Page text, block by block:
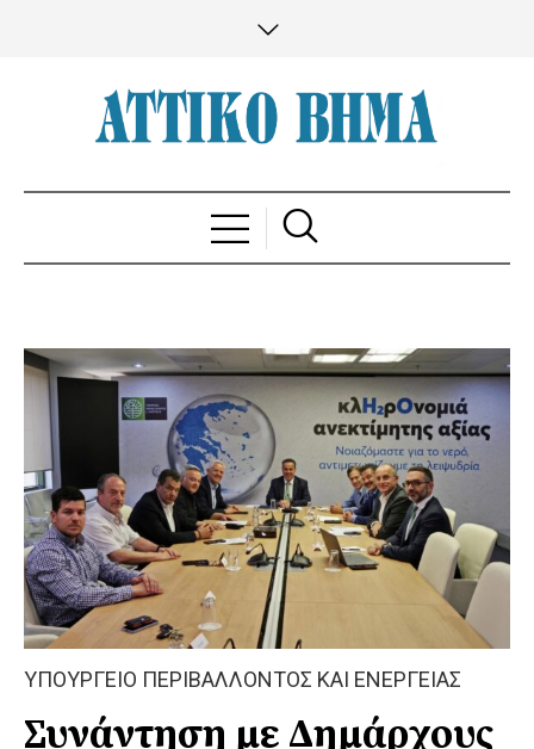
ΥΠΟΥΡΓΕΙΟ ΠΕΡΙΒΑΛΛΟΝΤΟΣ ΚΑΙ ΕΝΕΡΓΕΙΑΣ
Συνάντηση με Δημάρχους